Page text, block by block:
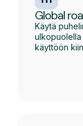
Global
Käytä
ulkopuolella
käyttöön